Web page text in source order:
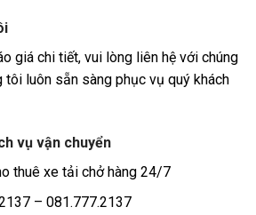
giá chi tiết, vui lòng liên hệ với chúng
tôi luôn sẵn sàng phục vụ quý khách
vụ vận chuyển
thuê xe tải chở hàng 24/7
– 081.777.2137